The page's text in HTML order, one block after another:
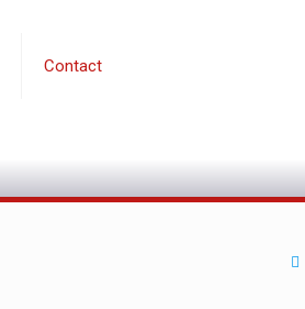
Contact